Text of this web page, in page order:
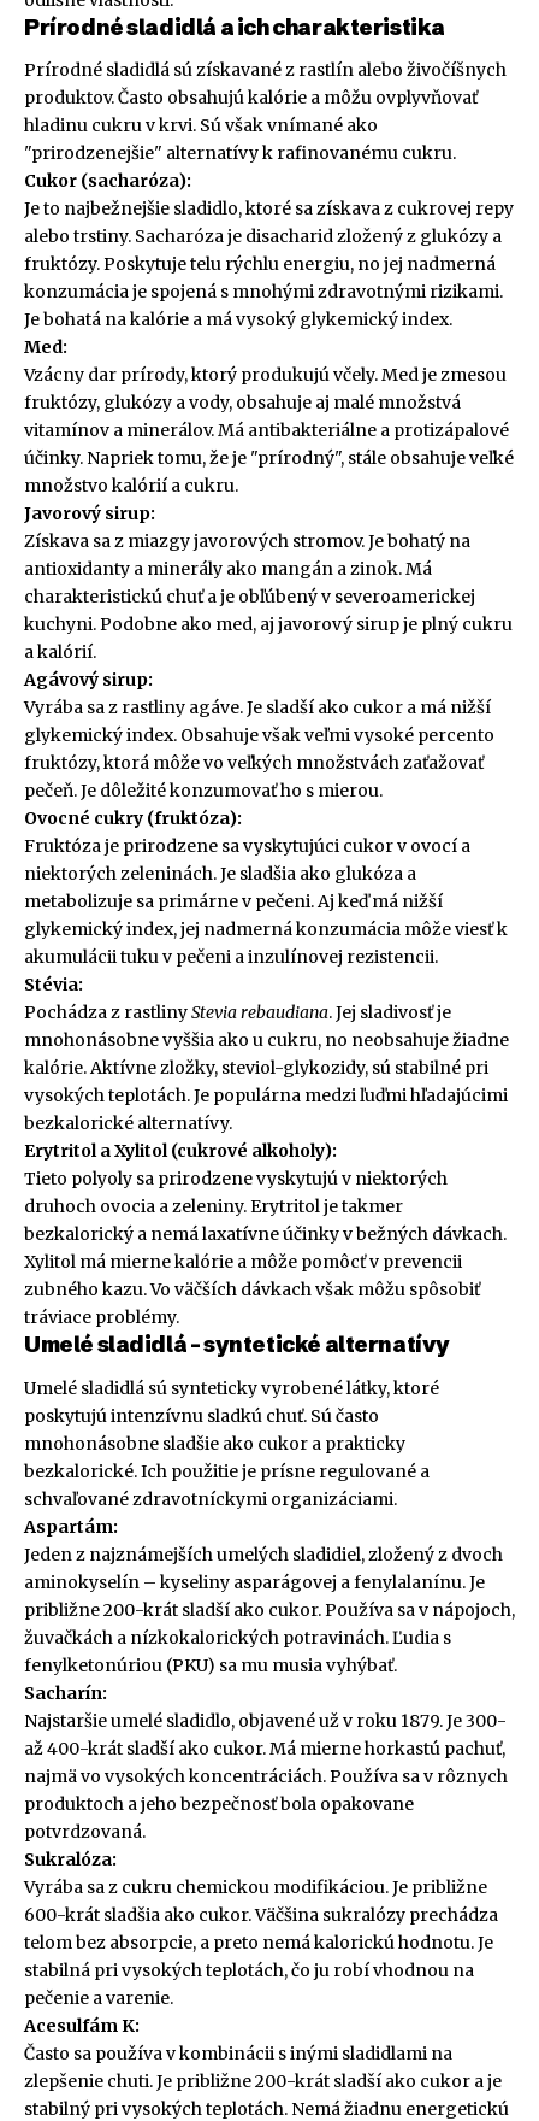
Prírodné sladidlá a ich charakteristika
Prírodné sladidlá sú získavané z rastlín alebo živočíšnych
produktov. Často obsahujú kalórie a môžu ovplyvňovať
hladinu cukru v krvi. Sú však vnímané ako
"prirodzenejšie" alternatívy k rafinovanému cukru.
Cukor (sacharóza):
Je to najbežnejšie sladidlo, ktoré sa získava z cukrovej repy
alebo trstiny. Sacharóza je disacharid zložený z glukózy a
fruktózy. Poskytuje telu rýchlu energiu, no jej nadmerná
konzumácia je spojená s mnohými zdravotnými rizikami.
Je bohatá na kalórie a má vysoký glykemický index.
Med:
Vzácny dar prírody, ktorý produkujú včely. Med je zmesou
fruktózy, glukózy a vody, obsahuje aj malé množstvá
vitamínov a minerálov. Má antibakteriálne a protizápalové
účinky. Napriek tomu, že je "prírodný", stále obsahuje veľké
množstvo kalórií a cukru.
Javorový sirup:
Získava sa z miazgy javorových stromov. Je bohatý na
antioxidanty a minerály ako mangán a zinok. Má
charakteristickú chuť a je obľúbený v severoamerickej
kuchyni. Podobne ako med, aj javorový sirup je plný cukru
a kalórií.
Agávový sirup:
Vyrába sa z rastliny agáve. Je sladší ako cukor a má nižší
glykemický index. Obsahuje však veľmi vysoké percento
fruktózy, ktorá môže vo veľkých množstvách zaťažovať
pečeň. Je dôležité konzumovať ho s mierou.
Ovocné cukry (fruktóza):
Fruktóza je prirodzene sa vyskytujúci cukor v ovocí a
niektorých zeleninách. Je sladšia ako glukóza a
metabolizuje sa primárne v pečeni. Aj keď má nižší
glykemický index, jej nadmerná konzumácia môže viesť k
akumulácii tuku v pečeni a inzulínovej rezistencii.
Stévia:
Pochádza z rastlinyStevia rebaudiana. Jej sladivosť je
mnohonásobne vyššia ako u cukru, no neobsahuje žiadne
kalórie. Aktívne zložky, steviol-glykozidy, sú stabilné pri
vysokých teplotách. Je populárna medzi ľuďmi hľadajúcimi
bezkalorické alternatívy.
Erytritol a Xylitol (cukrové alkoholy):
Tieto polyoly sa prirodzene vyskytujú v niektorých
druhoch ovocia a zeleniny. Erytritol je takmer
bezkalorický a nemá laxatívne účinky v bežných dávkach.
Xylitol má mierne kalórie a môže pomôcť v prevencii
zubného kazu. Vo väčších dávkach však môžu spôsobiť
tráviace problémy.
Umelé sladidlá – syntetické alternatívy
Umelé sladidlá sú synteticky vyrobené látky, ktoré
poskytujú intenzívnu sladkú chuť. Sú často
mnohonásobne sladšie ako cukor a prakticky
bezkalorické. Ich použitie je prísne regulované a
schvaľované zdravotníckymi organizáciami.
Aspartám:
Jeden z najznámejších umelých sladidiel, zložený z dvoch
aminokyselín – kyseliny asparágovej a fenylalanínu. Je
približne 200-krát sladší ako cukor. Používa sa v nápojoch,
žuvačkách a nízkokalorických potravinách. Ľudia s
fenylketonúriou (PKU) sa mu musia vyhýbať.
Sacharín:
Najstaršie umelé sladidlo, objavené už v roku 1879. Je 300-
až 400-krát sladší ako cukor. Má mierne horkastú pachuť,
najmä vo vysokých koncentráciách. Používa sa v rôznych
produktoch a jeho bezpečnosť bola opakovane
potvrdzovaná.
Sukralóza:
Vyrába sa z cukru chemickou modifikáciou. Je približne
600-krát sladšia ako cukor. Väčšina sukralózy prechádza
telom bez absorpcie, a preto nemá kalorickú hodnotu. Je
stabilná pri vysokých teplotách, čo ju robí vhodnou na
pečenie a varenie.
Acesulfám K:
Často sa používa v kombinácii s inými sladidlami na
zlepšenie chuti. Je približne 200-krát sladší ako cukor a je
stabilný pri vysokých teplotách. Nemá žiadnu energetickú